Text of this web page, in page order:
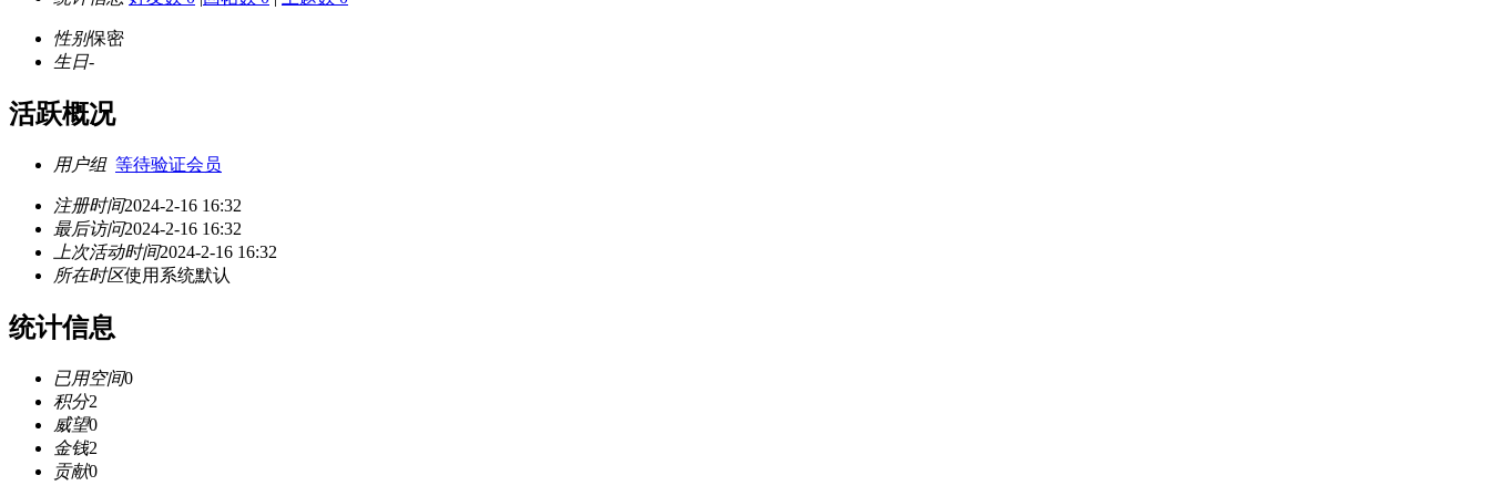
性别保密
生日-
活跃概况
用户组 等待验证会员
注册时间2024-2-16 16:32
最后访问2024-2-16 16:32
上次活动时间2024-2-16 16:32
所在时区使用系统默认
统计信息
已用空间0
积分2
威望0
金钱2
贡献0